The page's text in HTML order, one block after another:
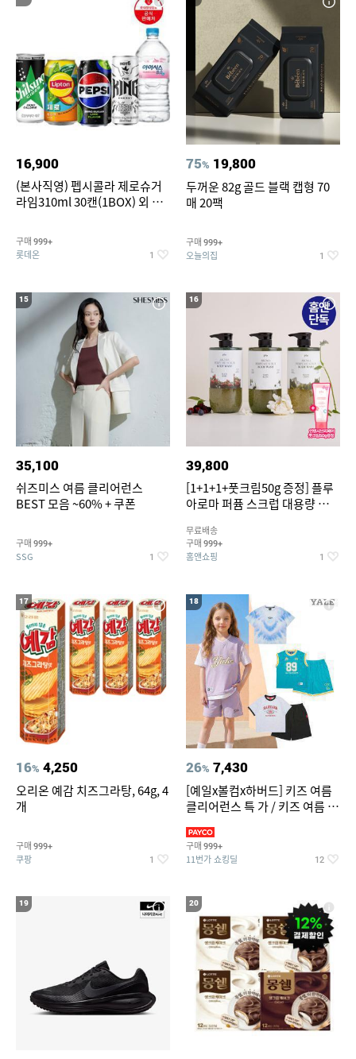
16,900
(본사직영) 펩시콜라 제로슈거
라임310ml 30캔(1BOX) 외 롯
구매 999+
롯데온 1
75% 19,800
두꺼운 82g 골드 블랙 캡형 70
매 20팩
구매 999+
오늘의집 1
15
35,100
쉬즈미스 여름 클리어런스
BEST 모음 ~60% + 쿠폰
구매 999+
SSG 1
16
39,800
[1+1+1+풋크림50g 증정] 플루
아로마 퍼퓸 스크럽 대용량 바디
무료배송
구매 999+
홈앤쇼핑 1
17
16% 4,250
오리온 예감 치즈그라탕, 64g, 4
개
구매 999+
쿠팡 1
18
26% 7,430
[예일x볼컴x하버드] 키즈 여름
클리어런스 특 가 / 키즈 여름 수
구매 999+
11번가 쇼킹딜 12
19 20